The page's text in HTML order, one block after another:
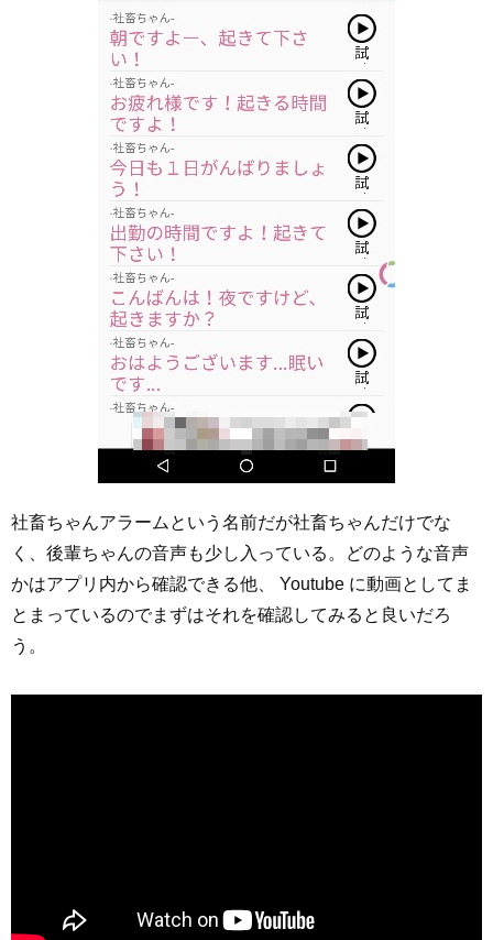
社畜ちゃんアラームという名前だが社畜ちゃんだけでな
く、後輩ちゃんの音声も少し入っている。どのような音声
かはアプリ内から確認できる他、 Youtube に動画としてま
とまっているのでまずはそれを確認してみると良いだろ
う。